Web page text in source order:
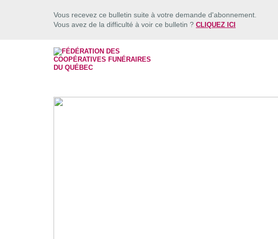
Vous recevez ce bulletin suite à votre demande d'abonnement.
Vous avez de la difficulté à voir ce bulletin ? CLIQUEZ ICI